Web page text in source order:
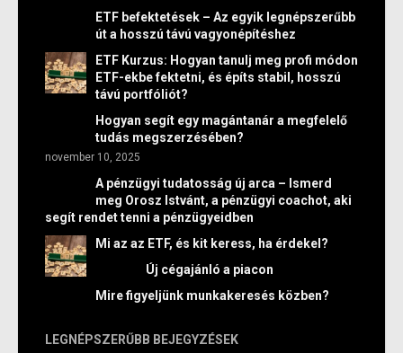
ETF befektetések – Az egyik legnépszerűbb
út a hosszú távú vagyonépítéshez
ETF Kurzus: Hogyan tanulj meg profi módon
ETF-ekbe fektetni, és építs stabil, hosszú
távú portfóliót?
Hogyan segít egy magántanár a megfelelő
tudás megszerzésében?
november 10, 2025
A pénzügyi tudatosság új arca – Ismerd
meg Orosz Istvánt, a pénzügyi coachot, aki
segít rendet tenni a pénzügyeidben
Mi az az ETF, és kit keress, ha érdekel?
Új cégajánló a piacon
Mire figyeljünk munkakeresés közben?
LEGNÉPSZERŰBB BEJEGYZÉSEK